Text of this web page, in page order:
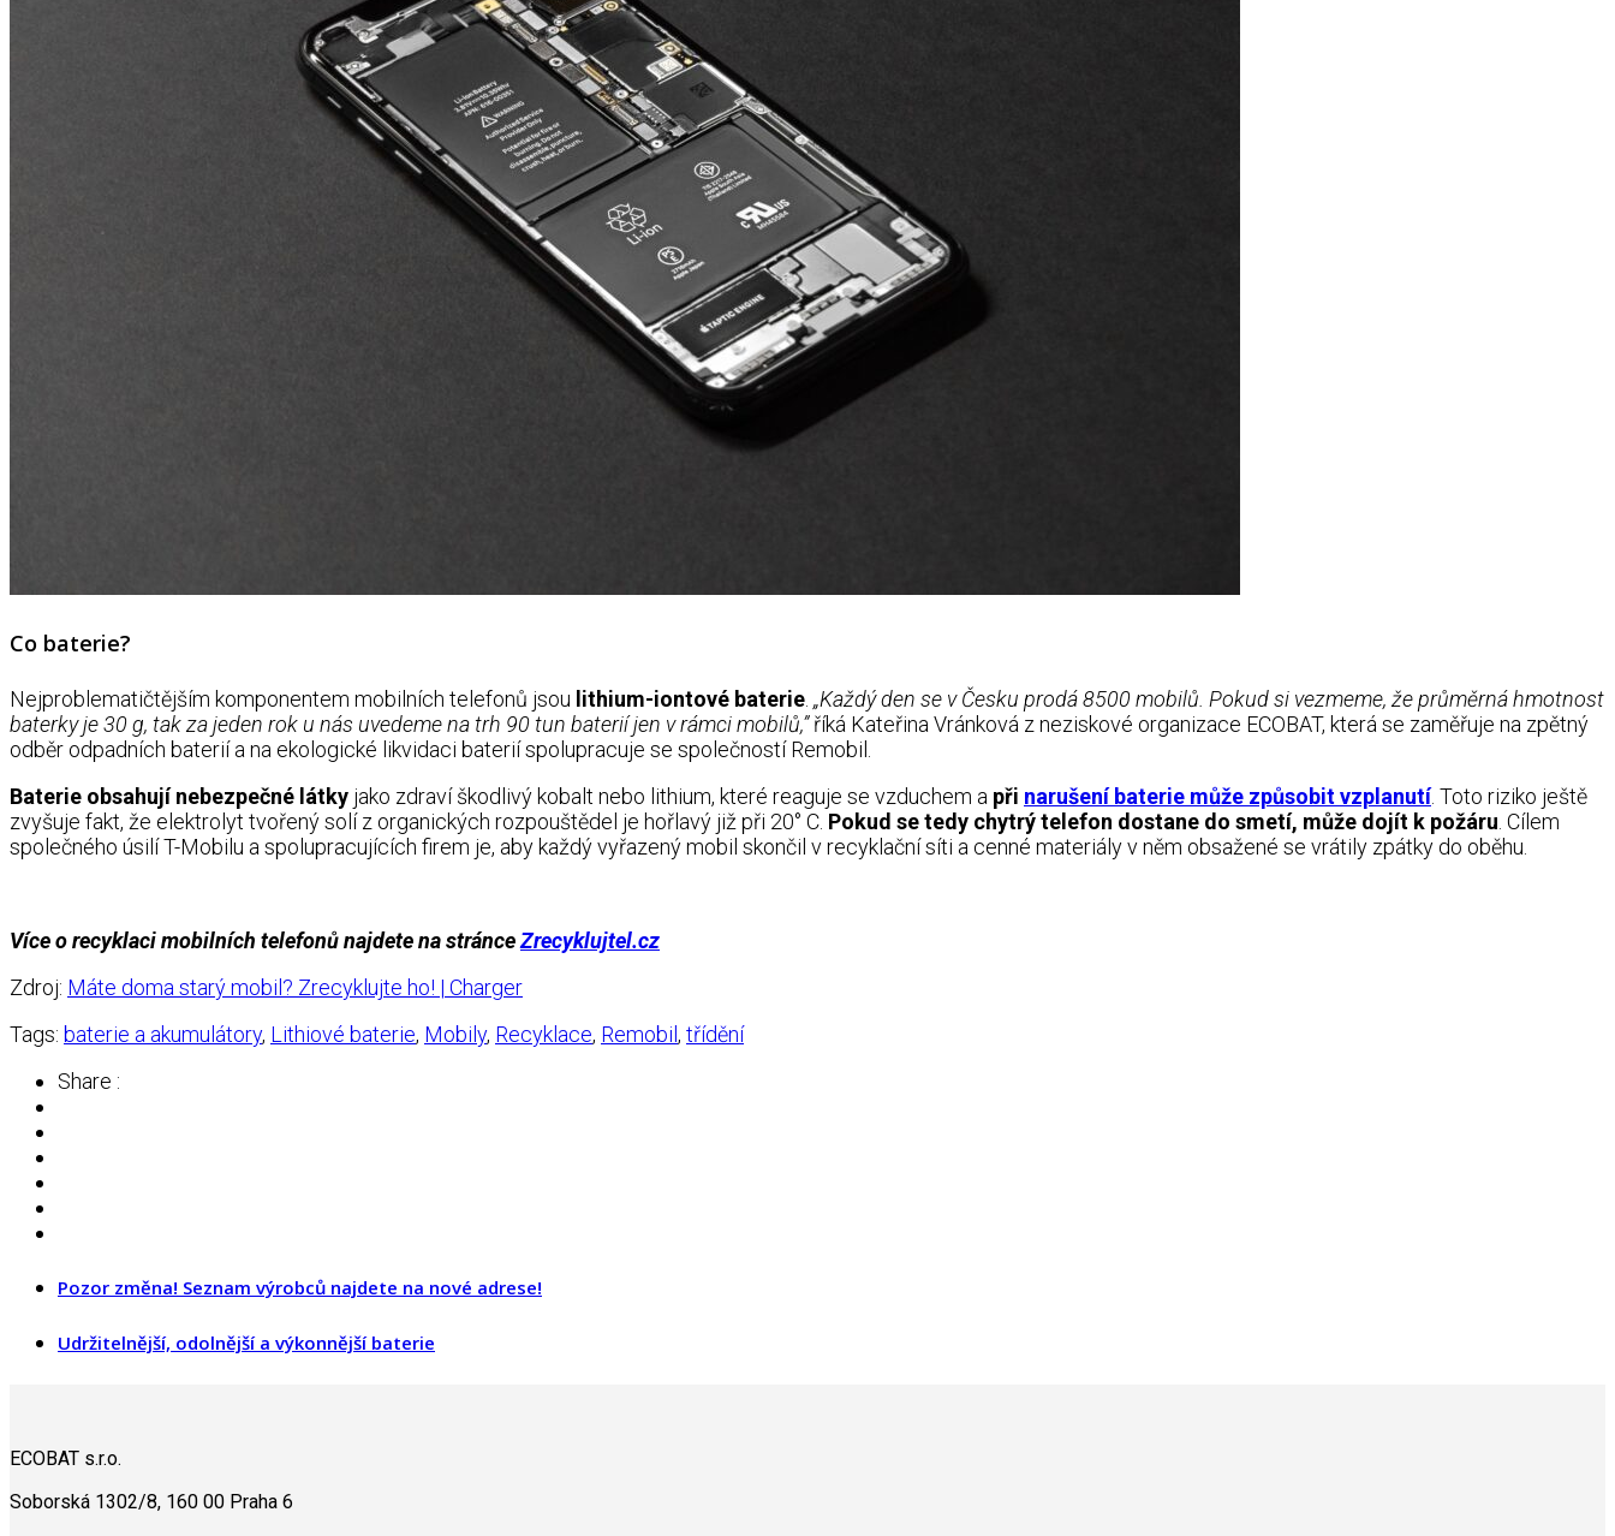
Co baterie?
Nejproblematičtějším komponentem mobilních telefonů jsou lithium-iontové baterie „Každý den se v Česku prodá 8500 mobilů. Pokud si vezmeme, že průměrná hmotnost
baterky je 30 g, tak za jeden rok u nás uvedeme na trh 90 tun baterií jen v rámci mobilů,”říká Kateřina Vránková z neziskové organizace ECOBAT, která se zaměřuje na zpětný
odběr odpadních baterií a na ekologické likvidaci baterií spolupracuje se společností Remobil.
Baterie obsahují nebezpečné látky jako zdraví škodlivý kobalt nebo lithium, které reaguje se vzduchem a při narušení baterie může způsobit vzplanutí. Toto riziko ještě
zvyšuje fakt, že elektrolyt tvořený solí z organických rozpouštědel je hořlavý již při 20° C. Pokud se tedy chytrý telefon dostane do smetí, může dojít k požáru . Cílem
společného úsilí T-Mobilu a spolupracujících firem je, aby každý vyřazený mobil skončil v recyklační síti a cenné materiály v něm obsažené se vrátily zpátky do oběhu.
Více o recyklaci mobilních telefonů najdete na stránceZrecyklujtel.cz
Zdroj: Máte doma starý mobil? Zrecyklujte ho! | Charger
Tags: baterie a akumulátory, Lithiové baterie, Mobily, Recyklace, Remobil, třídění
Share :
Pozor změna! Seznam výrobců najdete na nové adrese!
Udržitelnější, odolnější a výkonnější baterie
ECOBAT s.r.o.
Soborská 1302/8, 160 00 Praha 6